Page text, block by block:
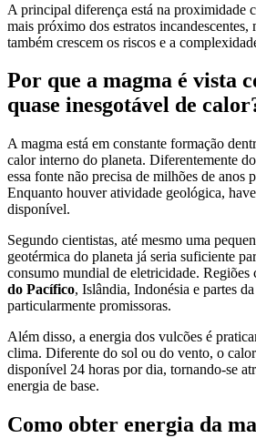
A principal diferença está na proximidade
mais próximo dos estratos incandescentes,
também crescem os riscos e a
Por que a magma é vista
quase inesgotável de
A magma está em constante formação
calor interno do planeta. Diferentemente
essa fonte não precisa de milhões de anos
Enquanto houver atividade geológica,
disponível.
Segundo cientistas, até mesmo uma
geotérmica do planeta já seria suficiente
consumo mundial de eletricidade. Regiões
do Pacífico, Islândia, Indonésia e partes
particularmente promissoras.
Além disso, a energia dos vulcões é
clima. Diferente do sol ou do vento, o calor
disponível 24 horas por dia, tornando-se
energia de base.
Como obter energia da